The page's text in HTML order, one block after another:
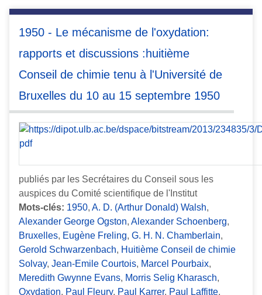
1950 - Le mécanisme de l'oxydation:
rapports et discussions :huitième
Conseil de chimie tenu à l'Université de
Bruxelles du 10 au 15 septembre 1950
publiés par les Secrétaires du Conseil sous les
auspices du Comité scientifique de l'Institut
Mots-clés: 1950, A. D. (Arthur Donald) Walsh,
Alexander George Ogston, Alexander Schoenberg,
Bruxelles, Eugène Freling, G. H. N. Chamberlain,
Gerold Schwarzenbach, Huitième Conseil de chimie
Solvay, Jean-Emile Courtois, Marcel Pourbaix,
Meredith Gwynne Evans, Morris Selig Kharasch,
Oxydation, Paul Fleury, Paul Karrer, Paul Laffitte,